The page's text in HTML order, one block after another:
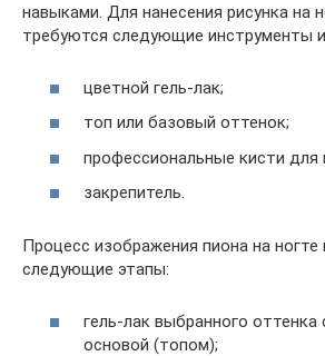
навыками. Для нанесения рисунка на
требуются следующие инструменты
цветной гель-лак;
топ или базовый оттенок;
профессиональные кисти для
закрепитель.
Процесс изображения пиона на
следующие этапы:
гель-лак выбранного
основой (топом);